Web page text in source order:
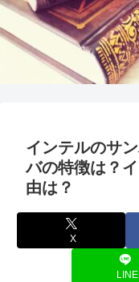
インテルのサ
バの特徴は？
由は？
X
LINE